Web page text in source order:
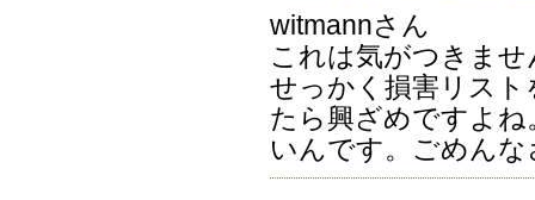
witmannさん
これは気がつきま
せっかく損害リス
たら興ざめですよ
いんです。ごめん